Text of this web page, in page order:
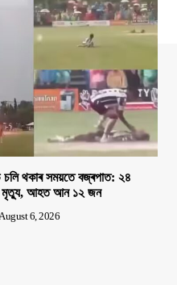
থকাৰ সময়তে বজ্ৰপাত: ২৪
মৃত্যু, আহত আন ১২ জন
6, 2026